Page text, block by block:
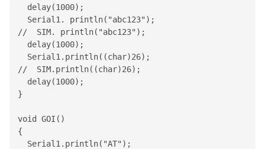
delay(1000);
Serial1 . println("abc123");
//  SIM. println("abc123");
delay(1000);
Serial1 .println((char)26);
//  SIM.println((char)26);
delay(1000);
}
void GOI()
{
Serial1 .println("AT");